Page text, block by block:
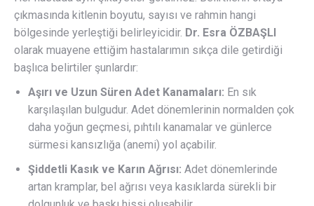
çıkmasında kitlenin boyutu, sayısı ve rahmin hangi
bölgesinde yerleştiği belirleyicidir. Dr. Esra ÖZBAŞLI
olarak muayene ettiğim hastalarımın sıkça dile getirdiği
başlıca belirtiler şunlardır:
Aşırı ve Uzun Süren Adet Kanamaları: En sık
karşılaşılan bulgudur. Adet dönemlerinin normalden çok
daha yoğun geçmesi, pıhtılı kanamalar ve günlerce
sürmesi kansızlığa (anemi) yol açabilir.
Şiddetli Kasık ve Karın Ağrısı: Adet dönemlerinde
artan kramplar, bel ağrısı veya kasıklarda sürekli bir